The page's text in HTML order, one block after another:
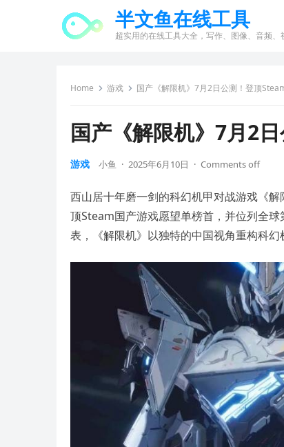
半文鱼在线工具
超实用的在线工具大全，写作、图像、音频、
Home 游戏 国产《解限机》7月2日公测！登顶
国产《解限机》7月2
游戏 小鱼 · 2025年6月10日 · Comments off
西山居十年磨一剑的科幻机甲对战游戏《
顶Steam国产游戏愿望单榜首，并位列全
表，《解限机》以独特的中国视角重构科幻